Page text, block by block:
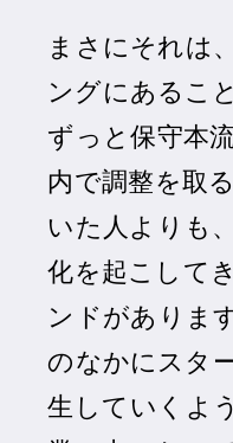
まさにそれは
ングにあるこ
ずっと保守本
内で調整を取
いた人よりも
化を起こして
ンドがありま
のなかにスタ
生していくよ